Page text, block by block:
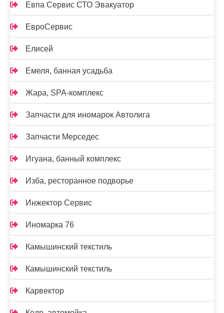
Евпа Сервис СТО Эвакуатор
ЕвроСервис
Елисей
Емеля, банная усадьба
Жара, SPA-комплекс
Запчасти для иномарок Автолига
Запчасти Мерседес
Игуана, банный комплекс
Изба, ресторанное подворье
Инжектор Сервис
Иномарка 76
Камышинский текстиль
Камышинский текстиль
Карвектор